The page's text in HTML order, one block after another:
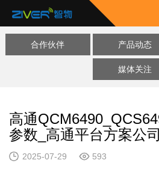
合作伙伴 产品动态
媒体关注
高通
参数_高通平台方案公司
2025-07-29 593